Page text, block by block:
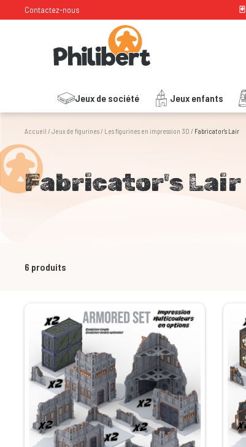
Contactez-nous 🃏
Jeux de société Jeux enfants
Accueil /Jeux de figurines/ Les figurines en impression 3D / Fabricator's Lair
Fabricator's Lair
6 produits